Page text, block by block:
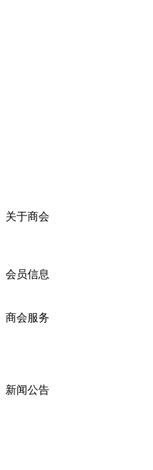
关于商会
会员信息
商会服务
新闻公告